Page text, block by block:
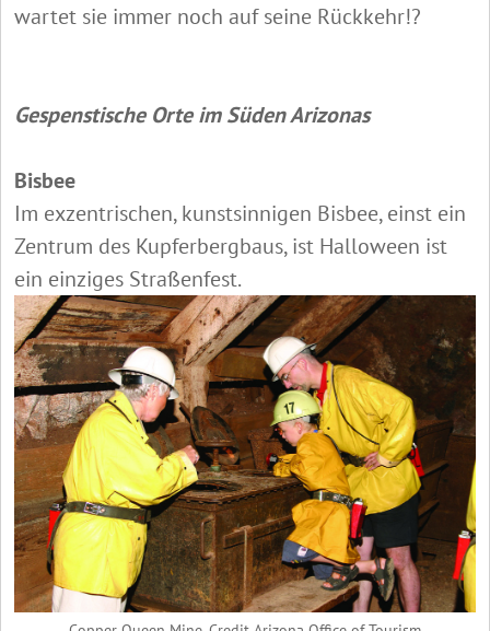
wartet sie immer noch auf seine Rückkehr!?
Gespenstische Orte im Süden Arizonas
Bisbee
Im exzentrischen, kunstsinnigen Bisbee, einst ein
Zentrum des Kupferbergbaus, ist Halloween ist
ein einziges Straßenfest.